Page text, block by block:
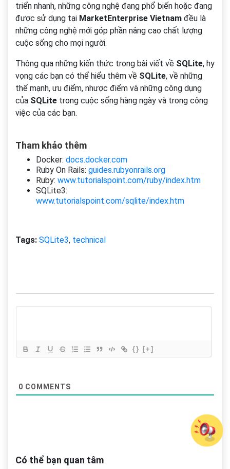
triển nhanh, những công nghệ đang phổ biến hoặc đang
được sử dụng tại MarketEnterprise Vietnam đều là
những công nghệ mới góp phần nâng cao chất lượng
cuộc sống cho mọi người.
Thông qua những kiến thức trong bài viết về SQLite, hy
vọng các bạn có thể hiểu thêm về SQLite, về những
thế mạnh, ưu điểm, nhược điểm và những công dụng
của SQLite trong cuộc sống hàng ngày và trong công
việc của các bạn.
Tham khảo thêm
Docker: docs.docker.com
Ruby On Rails: guides.rubyonrails.org
Ruby: www.tutorialspoint.com/ruby/index.htm
SQLite3:
www.tutorialspoint.com/sqlite/index.htm
Tags: SQLite3, technical
{} [+]
0 COMMENTS
Có thể bạn quan tâm